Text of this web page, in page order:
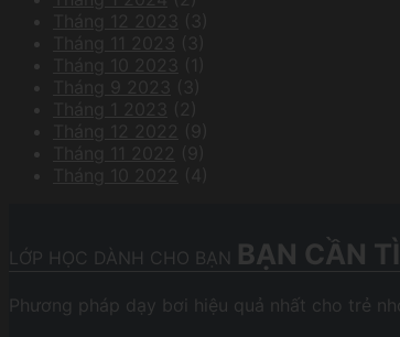
Tháng 12 2023
Tháng 11 2023
Tháng 10 2023
Tháng 9 2023
Tháng 1 2023
(2)
Tháng 12 2022
Tháng 11 2022
Tháng 10 2022
LỚP HỌC DÀNH CHO BẠN BẠN CẦN
Phương pháp dạy bơi hiệu quả nhất cho trẻ